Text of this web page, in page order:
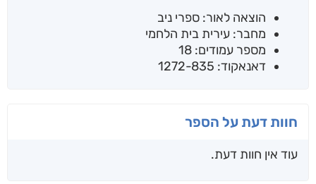
הוצאה לאור: ספרי ניב
מחבר: עירית בית הלחמי
מספר עמודים: 18
דאנאקוד: 1272-835
חוות דעת על הספר
עוד אין חוות דעת.